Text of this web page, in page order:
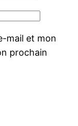
mail et mon
prochain